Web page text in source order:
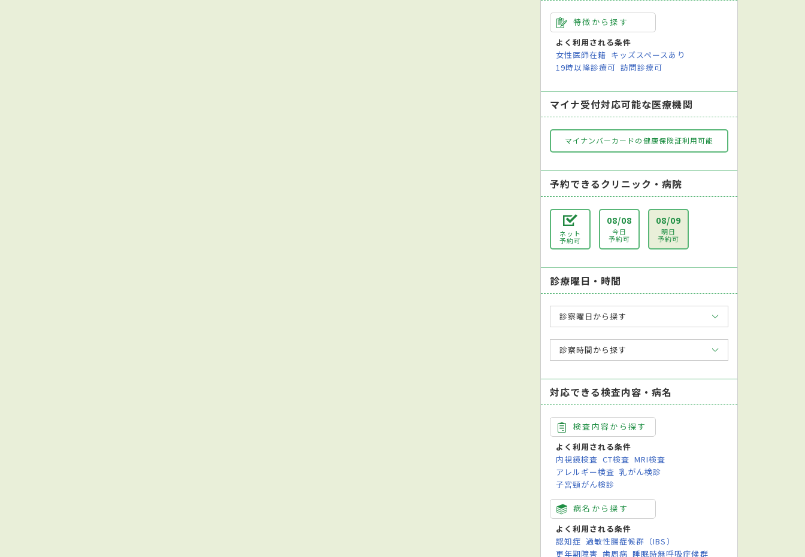
特徴から探す
よく利用される条件
女性医師在籍 キッズスペースあり
19時以降診療可 訪問診療可
マイナ受付対応可能な医療機関
マイナンバーカードの健康保険証利用可能
予約できるクリニック・病院
ネット
予約可
08/08
今日
予約可
08/09
明日
予約可
診療曜日・時間
診察曜日から探す
診察時間から探す
対応できる検査内容・病名
検査内容から探す
よく利用される条件
内視鏡検査 CT検査 MRI検査
アレルギー検査 乳がん検診
子宮頸がん検診
病名から探す
よく利用される条件
認知症 過敏性腸症候群（IBS）
更年期障害 歯周病 睡眠時無呼吸症候群